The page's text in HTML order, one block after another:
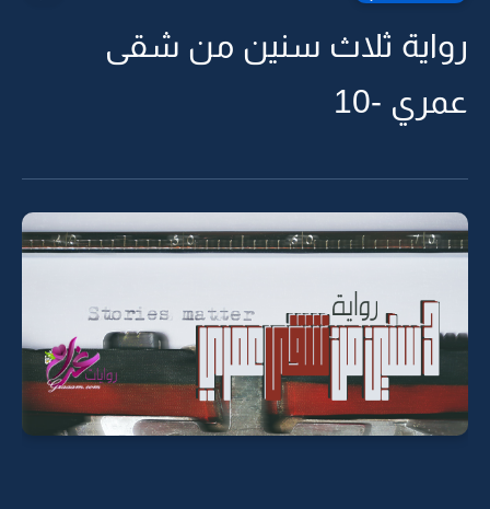
رواية ثلاث سنين من شقى
عمري -10